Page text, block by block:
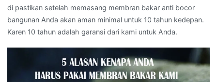
di pastikan setelah memasang membran bakar anti bocor
bangunan Anda akan aman minimal untuk 10 tahun kedepan.
Karen 10 tahun adalah garansi dari kami untuk Anda.